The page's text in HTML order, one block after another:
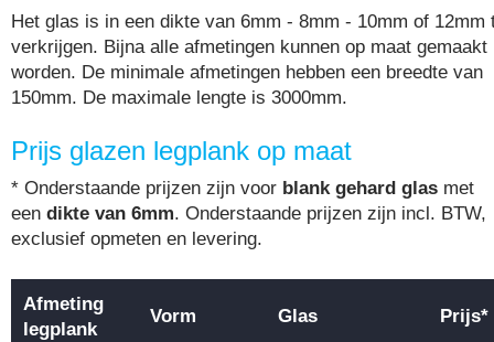
Het glas is in een dikte van 6mm - 8mm - 10mm of 12mm
verkrijgen. Bijna alle afmetingen kunnen op maat gemaakt
worden. De minimale afmetingen hebben een breedte van
150mm. De maximale lengte is 3000mm.
Prijs glazen legplank op maat
* Onderstaande prijzen zijn voor blank gehard glas met
een dikte van 6mm. Onderstaande prijzen zijn incl. BTW,
exclusief opmeten en levering.
Afmeting
legplank
Vorm Glas Prijs*